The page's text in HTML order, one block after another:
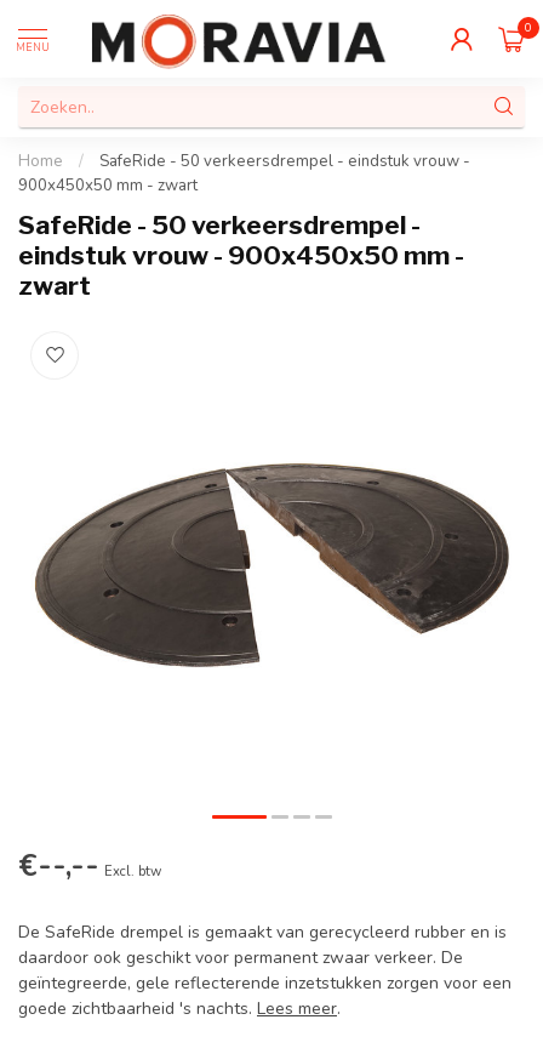
MENU
0
Home /
SafeRide - 50 verkeersdrempel - eindstuk vrouw -
900x450x50 mm - zwart
SafeRide - 50 verkeersdrempel -
eindstuk vrouw - 900x450x50 mm -
zwart
€--,-- Excl. btw
De SafeRide drempel is gemaakt van gerecycleerd rubber en is
daardoor ook geschikt voor permanent zwaar verkeer. De
geïntegreerde, gele reflecterende inzetstukken zorgen voor een
goede zichtbaarheid 's nachts. Lees meer.